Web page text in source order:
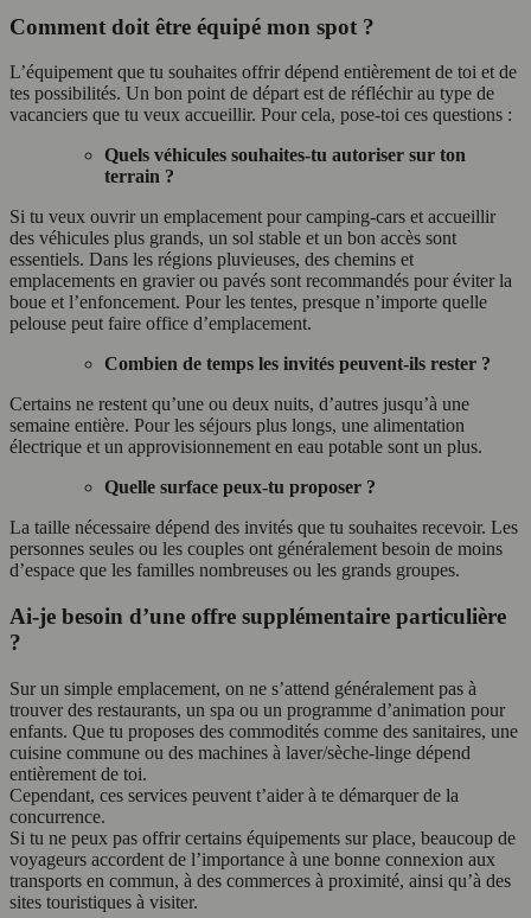
Comment doit être équipé mon spot ?
L’équipement que tu souhaites offrir dépend entièrement de toi et de
tes possibilités. Un bon point de départ est de réfléchir au type de
vacanciers que tu veux accueillir. Pour cela, pose-toi ces questions :
Quels véhicules souhaites-tu autoriser sur ton
terrain ?
Si tu veux ouvrir un emplacement pour camping-cars et accueillir
des véhicules plus grands, un sol stable et un bon accès sont
essentiels. Dans les régions pluvieuses, des chemins et
emplacements en gravier ou pavés sont recommandés pour éviter la
boue et l’enfoncement. Pour les tentes, presque n’importe quelle
pelouse peut faire office d’emplacement.
Combien de temps les invités peuvent-ils rester ?
Certains ne restent qu’une ou deux nuits, d’autres jusqu’à une
semaine entière. Pour les séjours plus longs, une alimentation
électrique et un approvisionnement en eau potable sont un plus.
Quelle surface peux-tu proposer ?
La taille nécessaire dépend des invités que tu souhaites recevoir. Les
personnes seules ou les couples ont généralement besoin de moins
d’espace que les familles nombreuses ou les grands groupes.
Ai-je besoin d’une offre supplémentaire particulière
?
Sur un simple emplacement, on ne s’attend généralement pas à
trouver des restaurants, un spa ou un programme d’animation pour
enfants. Que tu proposes des commodités comme des sanitaires, une
cuisine commune ou des machines à laver/sèche-linge dépend
entièrement de toi.
Cependant, ces services peuvent t’aider à te démarquer de la
concurrence.
Si tu ne peux pas offrir certains équipements sur place, beaucoup de
voyageurs accordent de l’importance à une bonne connexion aux
transports en commun, à des commerces à proximité, ainsi qu’à des
sites touristiques à visiter.